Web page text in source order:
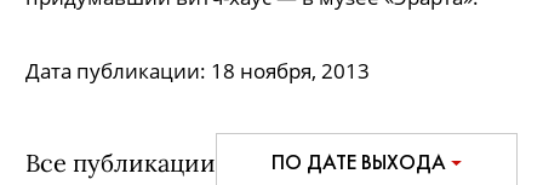
Дата публикации: 18 ноября, 2013
Все публикации ПО ДАТЕ ВЫХОДА